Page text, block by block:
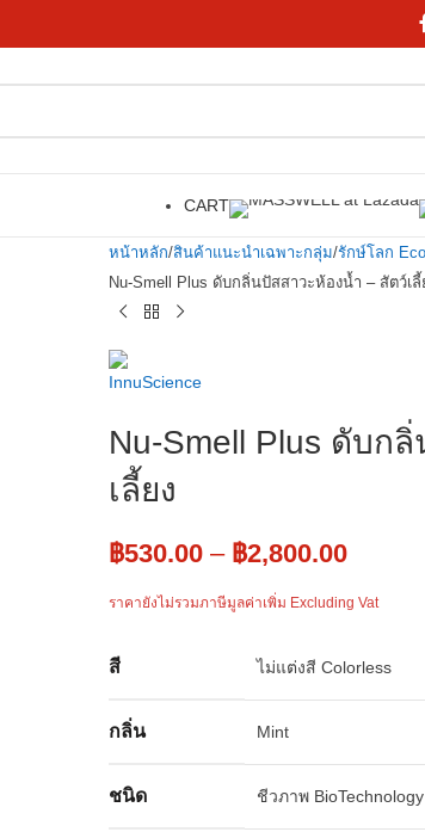
CART
หน้าหลัก สินค้าแนะนำเฉพาะกลุ่ม รักษ์โลก
Nu-Smell Plus ดับกลิ่นปัสสาวะห้องน้ำ – สัตว์เลี้
Nu-Smell Plus ดับก
เลี้ยง
฿530.00 – ฿2,800.00
ราคายังไม่รวมภาษีมูลค่าเพิ่ม Excluding Vat
สี ไม่แต่งสี Colorless
กลิ่น Mint
ชนิด ชีวภาพ BioTechnology